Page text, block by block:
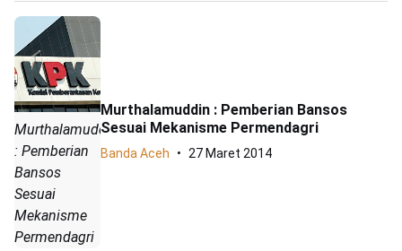
Murthalamuddin
: Pemberian
Bansos
Sesuai
Mekanisme
Permendagri
Murthalamuddin : Pemberian Bansos
Sesuai Mekanisme Permendagri
Banda Aceh 27 Maret 2014